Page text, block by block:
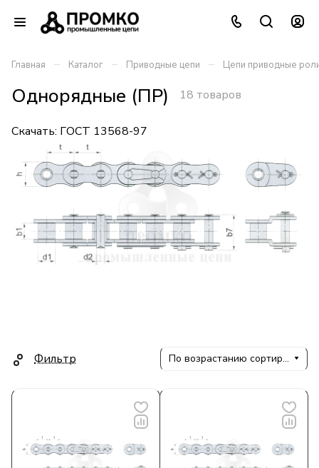
Главная – Каталог – Приводные цепи – Цепи приводные
Однорядные (ПР) 18 товаров
Скачать: ГОСТ 13568-97
Фильтр По возрастанию сортировки